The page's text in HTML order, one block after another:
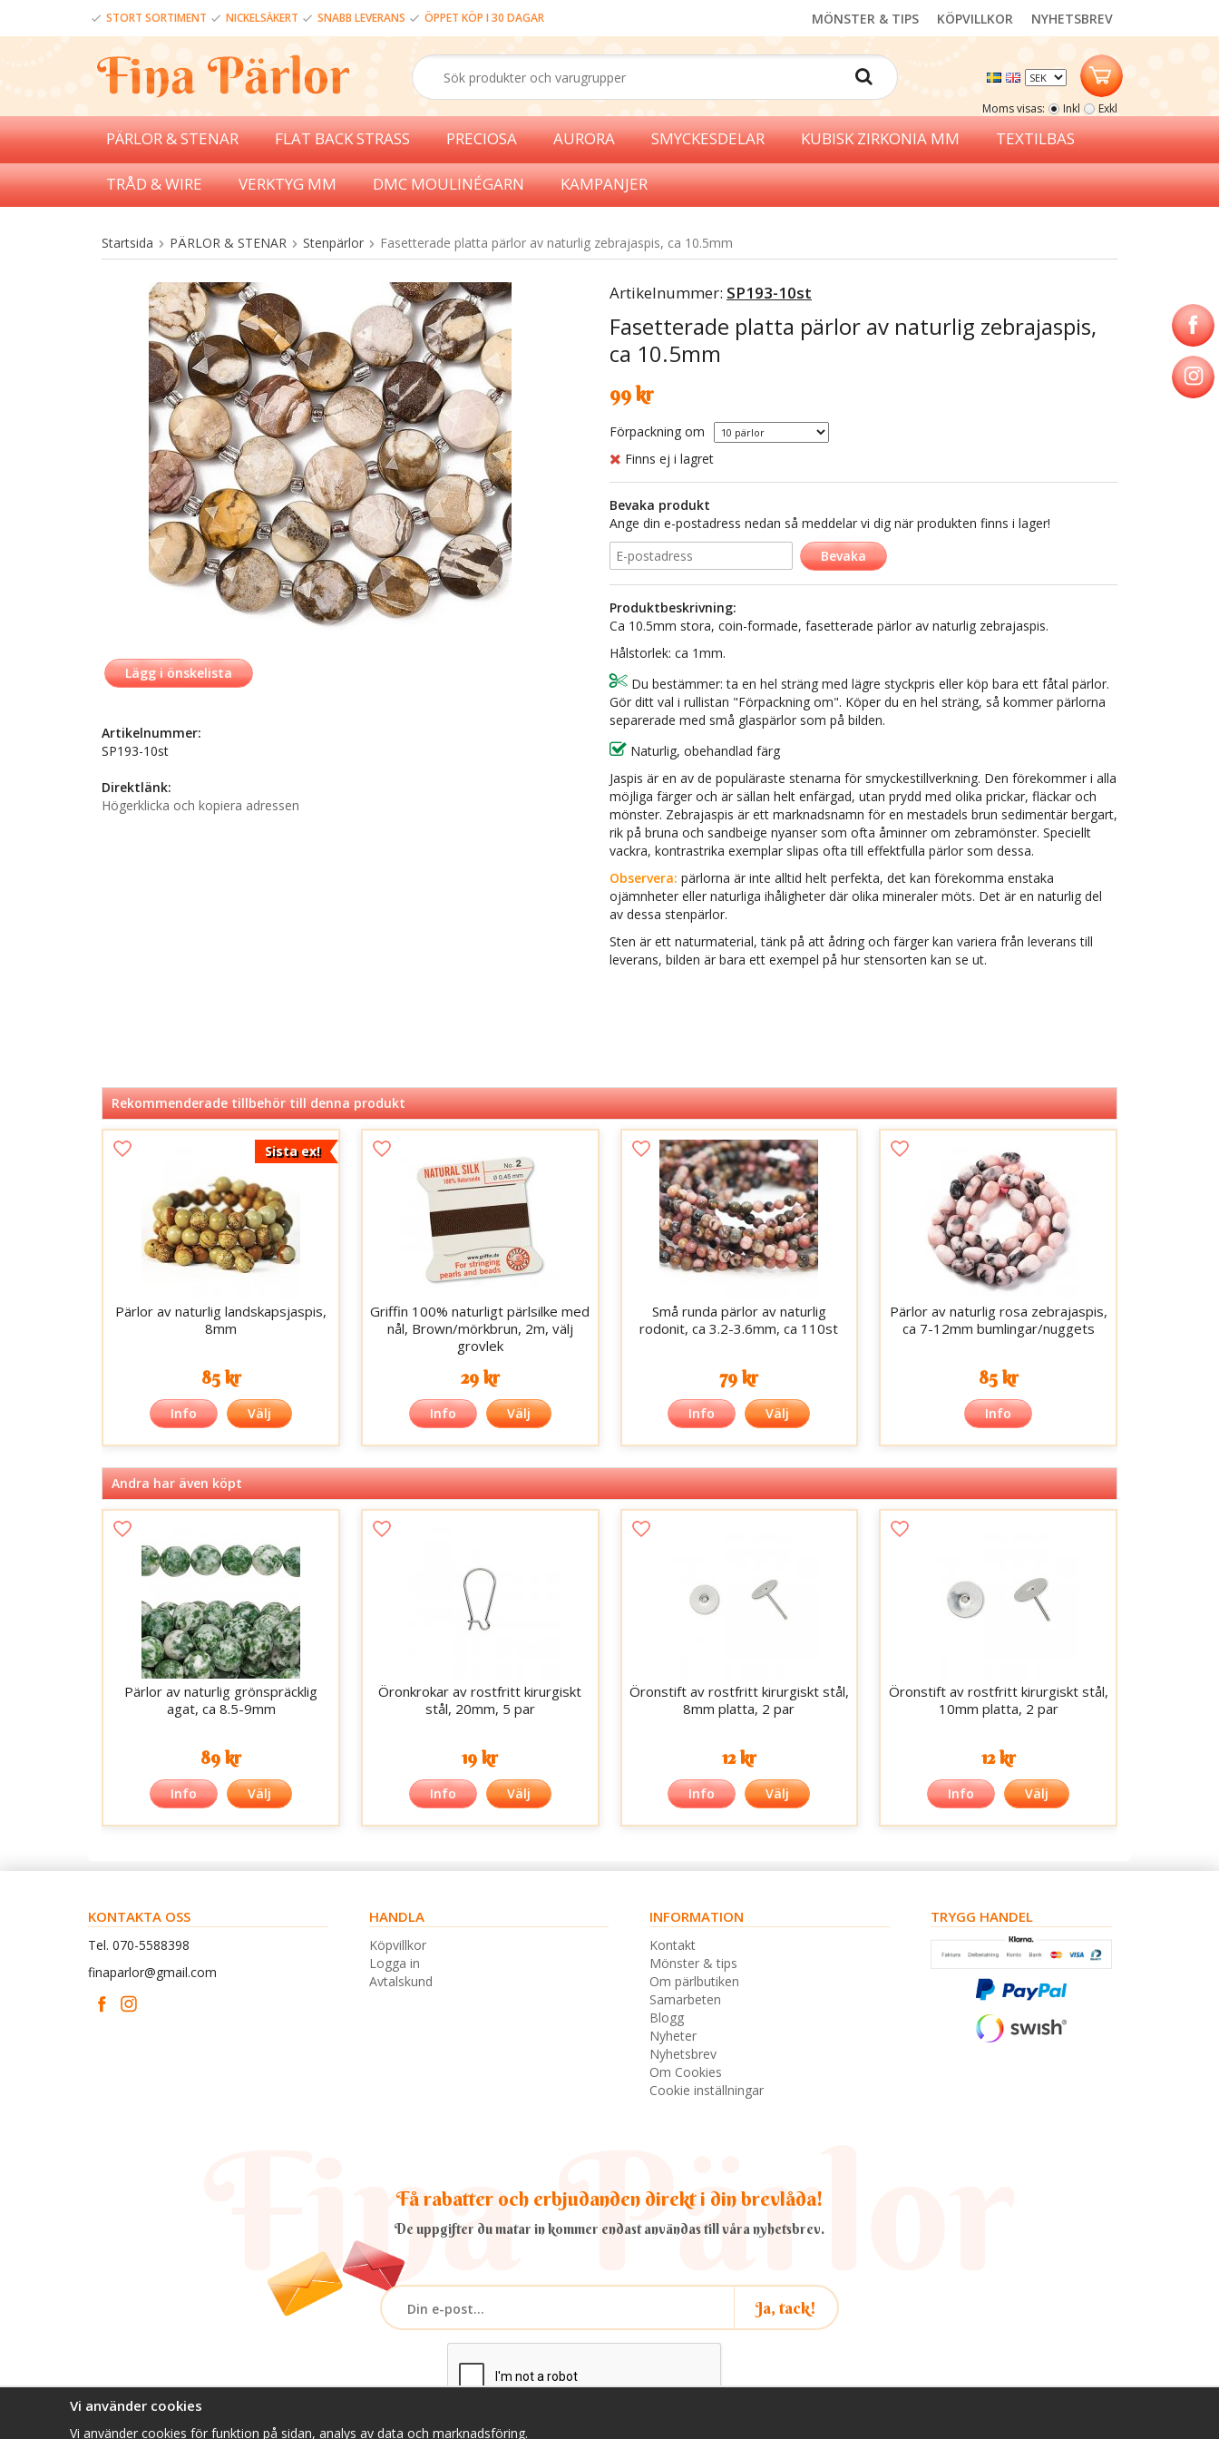
STORT SORTIMENT NICKELSÄKERT SNABB LEVERANS ÖPPET KÖP I 30 DAGAR NYHETSBREV
KÖPVILLKOR
MÖNSTER & TIPS
Moms visas: Inkl Exkl
PÄRLOR & STENAR FLAT BACK STRASS PRECIOSA AURORA SMYCKESDELAR KUBISK ZIRKONIA MM TEXTILBAS
TRÅD & WIRE VERKTYG MM DMC MOULINÉGARN KAMPANJER
Startsida PÄRLOR & STENAR Stenpärlor Fasetterade platta pärlor av naturlig zebrajaspis, ca 10.5mm
Artikelnummer: SP193-10st
Fasetterade platta pärlor av naturlig zebrajaspis,
ca 10.5mm
99 kr
Förpackning om
Finns ej i lagret
Bevaka produkt
Ange din e-postadress nedan så meddelar vi dig när produkten finns i lager!
Bevaka
Produktbeskrivning:
Ca 10.5mm stora, coin-formade, fasetterade pärlor av naturlig zebrajaspis.
Hålstorlek: ca 1mm.
Du bestämmer: ta en hel sträng med lägre styckpris eller köp bara ett fåtal pärlor.
Gör ditt val i rullistan "Förpackning om". Köper du en hel sträng, så kommer pärlorna
separerade med små glaspärlor som på bilden.
Naturlig, obehandlad färg
Jaspis är en av de populäraste stenarna för smyckestillverkning. Den förekommer i alla
möjliga färger och är sällan helt enfärgad, utan prydd med olika prickar, fläckar och
mönster. Zebrajaspis är ett marknadsnamn för en mestadels brun sedimentär bergart,
rik på bruna och sandbeige nyanser som ofta åminner om zebramönster. Speciellt
vackra, kontrastrika exemplar slipas ofta till effektfulla pärlor som dessa.
Observera: pärlorna är inte alltid helt perfekta, det kan förekomma enstaka
ojämnheter eller naturliga ihåligheter där olika mineraler möts. Det är en naturlig del
av dessa stenpärlor.
Sten är ett naturmaterial, tänk på att ådring och färger kan variera från leverans till
leverans, bilden är bara ett exempel på hur stensorten kan se ut.
Lägg i önskelista
Artikelnummer:
SP193-10st
Direktlänk:
Högerklicka och kopiera adressen
Rekommenderade tillbehör till denna produkt
Sista ex!
Pärlor av naturlig landskapsjaspis,
8mm
85 kr
Info Välj
Griffin 100% naturligt pärlsilke med
nål, Brown/mörkbrun, 2m, välj
grovlek
29 kr
Info Välj
Små runda pärlor av naturlig
rodonit, ca 3.2-3.6mm, ca 110st
79 kr
Info Välj
Pärlor av naturlig rosa zebrajaspis,
ca 7-12mm bumlingar/nuggets
85 kr
Info
Andra har även köpt
Pärlor av naturlig grönspräcklig
agat, ca 8.5-9mm
89 kr
Info Välj
Öronkrokar av rostfritt kirurgiskt
stål, 20mm, 5 par
19 kr
Info Välj
Öronstift av rostfritt kirurgiskt stål,
8mm platta, 2 par
12 kr
Info Välj
Öronstift av rostfritt kirurgiskt stål,
10mm platta, 2 par
12 kr
Info Välj
KONTAKTA OSS
Tel. 070-5588398
finaparlor@gmail.com
HANDLA
Köpvillkor
Logga in
Avtalskund
INFORMATION
Kontakt
Mönster & tips
Om pärlbutiken
Samarbeten
Blogg
Nyheter
Nyhetsbrev
Om Cookies
Cookie inställningar
TRYGG HANDEL
Få rabatter och erbjudanden direkt i din brevlåda!
De uppgifter du matar in kommer endast användas till våra nyhetsbrev.
Ja, tack!
Vi använder cookies
Vi använder cookies för funktion på sidan, analys av data och marknadsföring.